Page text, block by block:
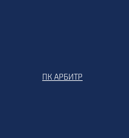
ПК АРБИТР